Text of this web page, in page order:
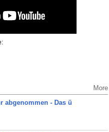
More
abgenommen - Das ü